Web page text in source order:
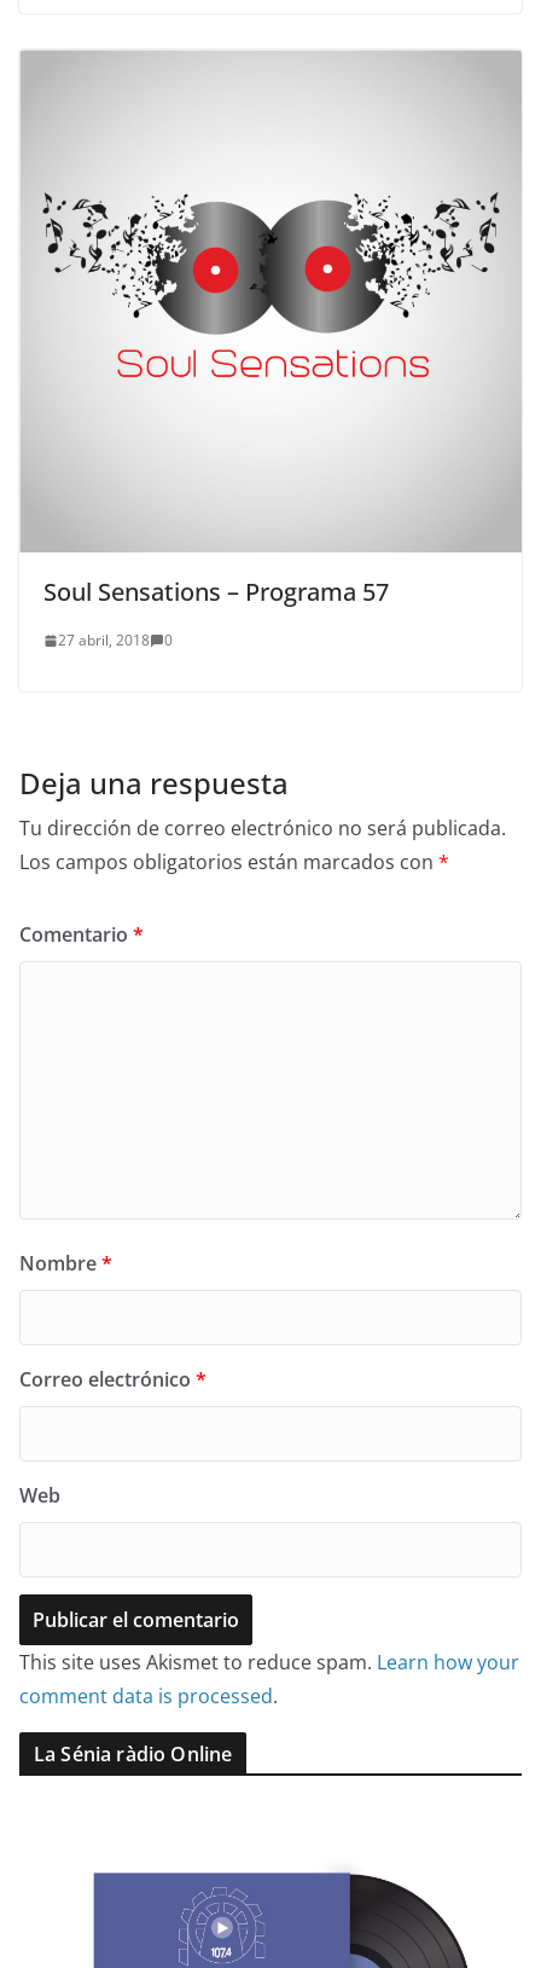
Soul Sensations – Programa 57
27 abril, 2018 0
Deja una respuesta
Tu dirección de correo electrónico no será publicada.
Los campos obligatorios están marcados con *
Comentario *
Nombre*
Correo electrónico *
Web
This site uses Akismet to reduce spam. Learn how your
comment data is processed.
La Sénia ràdio Online